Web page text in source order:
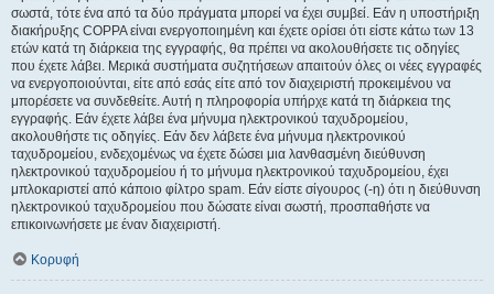
σωστά, τότε ένα από τα δύο πράγματα μπορεί να έχει συμβεί. Εάν η υποστήριξη
διακήρυξης COPPA είναι ενεργοποιημένη και έχετε ορίσει ότι είστε κάτω των 13
ετών κατά τη διάρκεια της εγγραφής, θα πρέπει να ακολουθήσετε τις οδηγίες
που έχετε λάβει. Μερικά συστήματα συζητήσεων απαιτούν όλες οι νέες εγγραφές
να ενεργοποιούνται, είτε από εσάς είτε από τον διαχειριστή προκειμένου να
μπορέσετε να συνδεθείτε. Αυτή η πληροφορία υπήρχε κατά τη διάρκεια της
εγγραφής. Εάν έχετε λάβει ένα μήνυμα ηλεκτρονικού ταχυδρομείου,
ακολουθήστε τις οδηγίες. Εάν δεν λάβετε ένα μήνυμα ηλεκτρονικού
ταχυδρομείου, ενδεχομένως να έχετε δώσει μια λανθασμένη διεύθυνση
ηλεκτρονικού ταχυδρομείου ή το μήνυμα ηλεκτρονικού ταχυδρομείου, έχει
μπλοκαριστεί από κάποιο φίλτρο spam. Εάν είστε σίγουρος (-η) ότι η διεύθυνση
ηλεκτρονικού ταχυδρομείου που δώσατε είναι σωστή, προσπαθήστε να
επικοινωνήσετε με έναν διαχειριστή.
Κορυφή